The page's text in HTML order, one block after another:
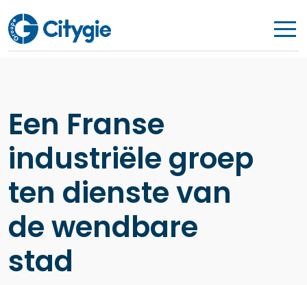
Een Franse
industriële groep
ten dienste van
de wendbare
stad